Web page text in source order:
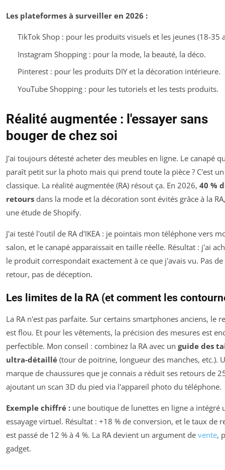
Les plateformes à surveiller en 2026 :
TikTok Shop : pour les produits visuels et les jeunes (18-35
Instagram Shopping : pour la mode, la beauté, la déco.
Pinterest : pour les produits DIY et la décoration intérieure.
YouTube Shopping : pour les tutoriels et les tests produits.
Réalité augmentée : l'essayer sans
bouger de chez soi
J'ai toujours détesté acheter des meubles en ligne. Le canapé
paraît petit sur la photo mais qui prend toute la pièce ? C'est un
classique. La réalité augmentée (RA) résout ça. En 2026, 40 %
retours dans la mode et la décoration sont évités grâce à la
une étude de Shopify.
J'ai testé l'outil de RA d'IKEA : je pointais mon téléphone vers
salon, et le canapé apparaissait en taille réelle. Résultat : j'ai
le produit correspondait exactement à ce que j'avais vu. Pas de
retour, pas de déception.
Les limites de la RA (et comment les
La RA n'est pas parfaite. Sur certains smartphones anciens, le
est flou. Et pour les vêtements, la précision des mesures est
perfectible. Mon conseil : combinez la RA avec un guide des
ultra-détaillé (tour de poitrine, longueur des manches, etc.).
marque de chaussures que je connais a réduit ses retours de
ajoutant un scan 3D du pied via l'appareil photo du téléphone.
Exemple chiffré : une boutique de lunettes en ligne a intégré
essayage virtuel. Résultat : +18 % de conversion, et le taux de
est passé de 12 % à 4 %. La RA devient un argument de vente,
gadget.